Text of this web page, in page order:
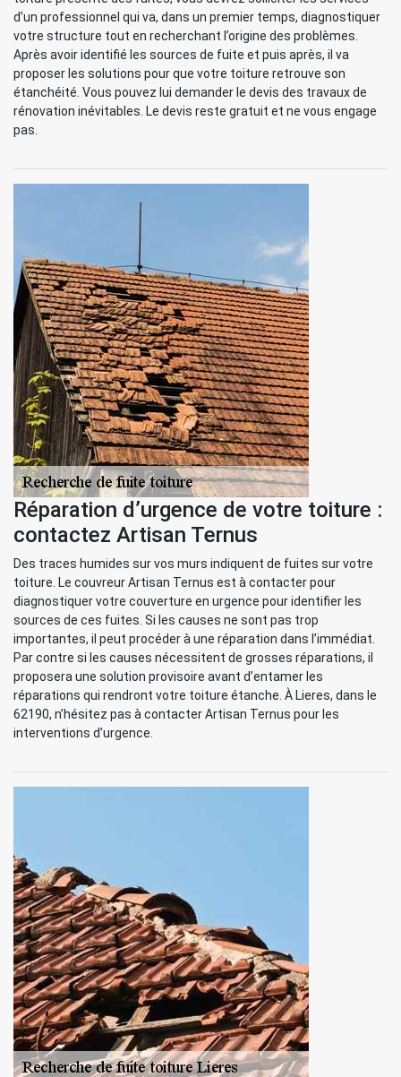
d’un professionnel qui va, dans un premier temps, diagnostiquer
votre structure tout en recherchant l’origine des problèmes.
Après avoir identifié les sources de fuite et puis après, il va
proposer les solutions pour que votre toiture retrouve son
étanchéité. Vous pouvez lui demander le devis des travaux de
rénovation inévitables. Le devis reste gratuit et ne vous engage
pas.
Réparation d’urgence de votre toiture :
contactez Artisan Ternus
Des traces humides sur vos murs indiquent de fuites sur votre
toiture. Le couvreur Artisan Ternus est à contacter pour
diagnostiquer votre couverture en urgence pour identifier les
sources de ces fuites. Si les causes ne sont pas trop
importantes, il peut procéder à une réparation dans l’immédiat.
Par contre si les causes nécessitent de grosses réparations, il
proposera une solution provisoire avant d’entamer les
réparations qui rendront votre toiture étanche. À Lieres, dans le
62190, n’hésitez pas à contacter Artisan Ternus pour les
interventions d’urgence.